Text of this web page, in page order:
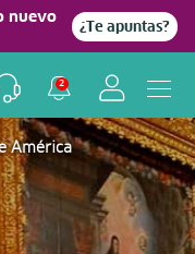
nuevo
¿Te apuntas?
2
América